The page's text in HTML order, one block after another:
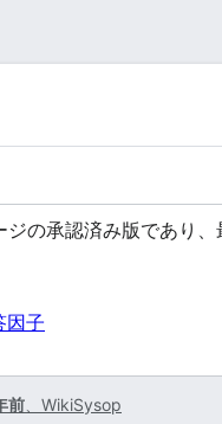
ジの承認済み版であり、
因子
前 WikiSysop